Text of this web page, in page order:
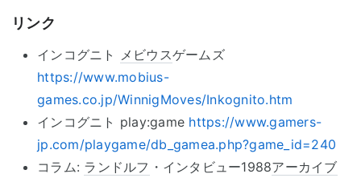
リンク
インコグニト メビウスゲームズ
https://www.mobius-
games.co.jp/WinnigMoves/Inkognito.htm
インコグニト play:game https://www.gamers-
jp.com/playgame/db_gamea.php?game_id=240
コラム: ランドルフ ・インタビュー1988アーカイブ